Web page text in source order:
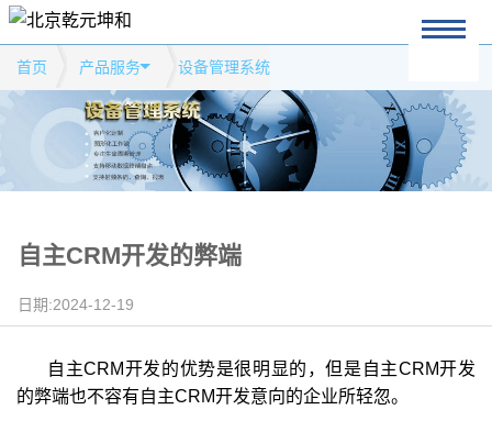
首页 产品服务 设备管理系统
自主CRM开发的弊端
日期:2024-12-19
自主CRM开发的优势是很明显的，但是自主CRM开发
的弊端也不容有自主CRM开发意向的企业所轻忽。